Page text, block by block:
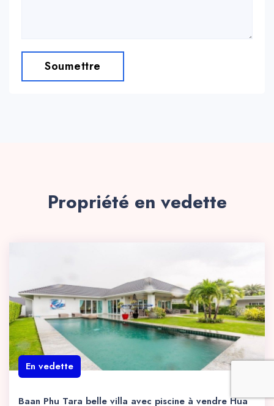
Soumettre
Propriété en vedette
En vedette
Baan Phu Tara belle villa avec piscine à vendre Hua